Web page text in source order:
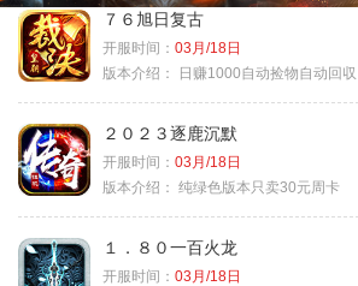
７６旭日复古
开服时间： 03月/18日
版本介绍：
日赚1000自动捡物自动回収
２０２３逐鹿沉默
开服时间： 03月/18日
版本介绍： 纯绿色版本只卖30元周卡
１．８０一百火龙
开服时间： 03月/18日